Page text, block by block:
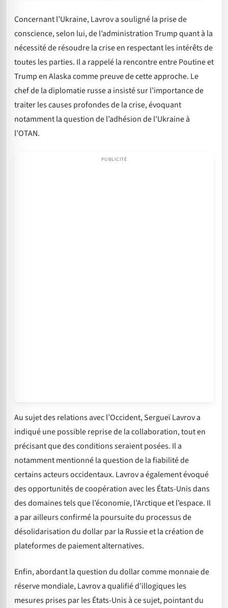
Concernant l’Ukraine, Lavrov a souligné la prise de
conscience, selon lui, de l’administration Trump quant à la
nécessité de résoudre la crise en respectant les intérêts de
toutes les parties. Il a rappelé la rencontre entre Poutine et
Trump en Alaska comme preuve de cette approche. Le
chef de la diplomatie russe a insisté sur l’importance de
traiter les causes profondes de la crise, évoquant
notamment la question de l’adhésion de l’Ukraine à
l’OTAN.
Au sujet des relations avec l’Occident, Sergueï Lavrov a
indiqué une possible reprise de la collaboration, tout en
précisant que des conditions seraient posées. Il a
notamment mentionné la question de la fiabilité de
certains acteurs occidentaux. Lavrov a également évoqué
des opportunités de coopération avec les États-Unis dans
des domaines tels que l’économie, l’Arctique et l’espace. Il
a par ailleurs confirmé la poursuite du processus de
désolidarisation du dollar par la Russie et la création de
plateformes de paiement alternatives.
Enfin, abordant la question du dollar comme monnaie de
réserve mondiale, Lavrov a qualifié d’illogiques les
mesures prises par les États-Unis à ce sujet, pointant du